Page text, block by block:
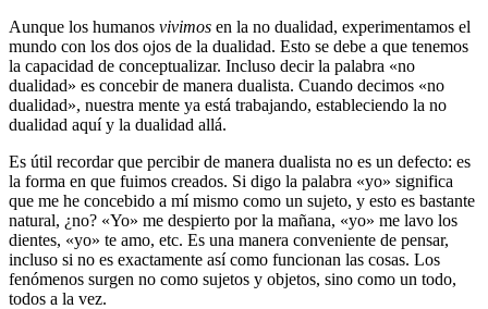
Aunque los humanos vivimos en la no dualidad, experimentamos el
mundo con los dos ojos de la dualidad. Esto se debe a que tenemos
la capacidad de conceptualizar. Incluso decir la palabra «no
dualidad» es concebir de manera dualista. Cuando decimos «no
dualidad», nuestra mente ya está trabajando, estableciendo la no
dualidad aquí y la dualidad allá.
Es útil recordar que percibir de manera dualista no es un defecto: es
la forma en que fuimos creados. Si digo la palabra «yo» significa
que me he concebido a mí mismo como un sujeto, y esto es bastante
natural, ¿no? «Yo» me despierto por la mañana, «yo» me lavo los
dientes, «yo» te amo, etc. Es una manera conveniente de pensar,
incluso si no es exactamente así como funcionan las cosas. Los
fenómenos surgen no como sujetos y objetos, sino como un todo,
todos a la vez.